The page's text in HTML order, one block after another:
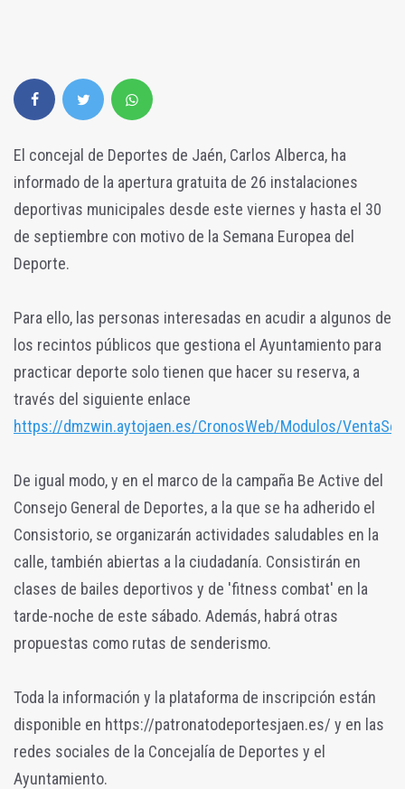
El concejal de Deportes de Jaén, Carlos Alberca, ha
informado de la apertura gratuita de 26 instalaciones
deportivas municipales desde este viernes y hasta el 30
de septiembre con motivo de la Semana Europea del
Deporte.
Para ello, las personas interesadas en acudir a algunos de
los recintos públicos que gestiona el Ayuntamiento para
practicar deporte solo tienen que hacer su reserva, a
través del siguiente enlace
https://dmzwin.aytojaen.es/CronosWeb/Modulos/
De igual modo, y en el marco de la campaña Be Active del
Consejo General de Deportes, a la que se ha adherido el
Consistorio, se organizarán actividades saludables en la
calle, también abiertas a la ciudadanía. Consistirán en
clases de bailes deportivos y de 'fitness combat' en la
tarde-noche de este sábado. Además, habrá otras
propuestas como rutas de senderismo.
Toda la información y la plataforma de inscripción están
disponible en https://patronatodeportesjaen.es/ y en las
redes sociales de la Concejalía de Deportes y el
Ayuntamiento.